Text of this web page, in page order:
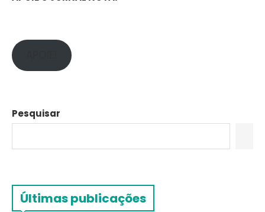
Pesquisar
Últimas publicações